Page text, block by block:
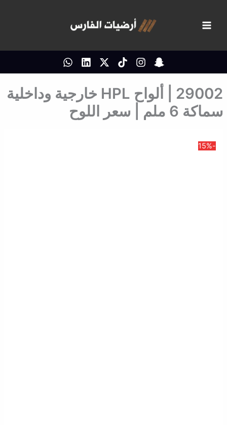
المحتوى
29002 | ألواح HPL خارجية وداخلية
سماكة 6 ملم | سعر اللوح
-15%